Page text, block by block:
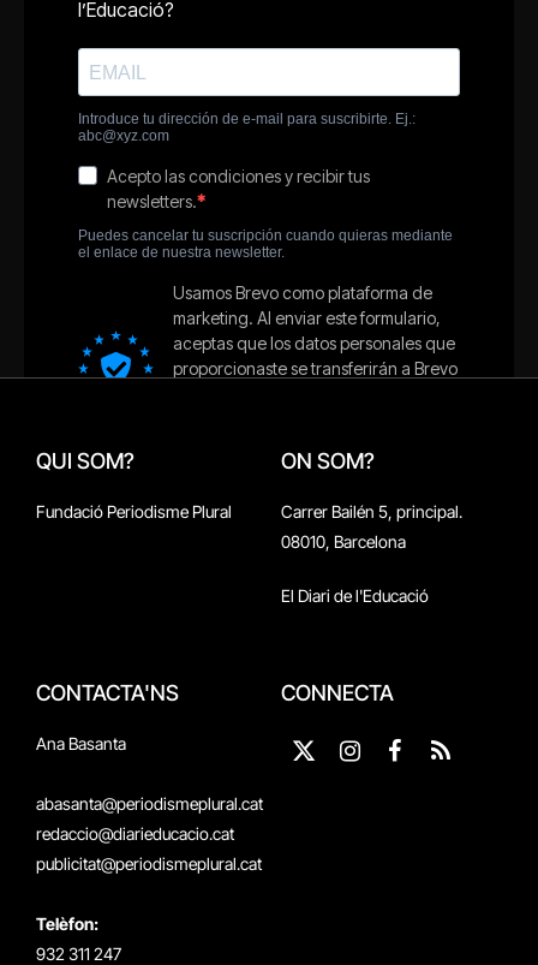
QUI SOM?
Fundació Periodisme Plural
ON SOM?
Carrer Bailén 5, principal.
08010, Barcelona
El Diari de l'Educació
CONTACTA'NS
Ana Basanta
abasanta@periodismeplural.cat
redaccio@diarieducacio.cat
publicitat@periodismeplural.cat
Telèfon:
932 311 247
CONNECTA
X
InstagramFacebook
RSS